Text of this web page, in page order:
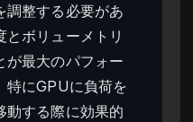
調整する必要があ
とボリューメトリ
が最大のパフォー
特にGPUに負荷を
動する際に効果的